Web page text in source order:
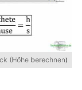
(Höhe berechnen)